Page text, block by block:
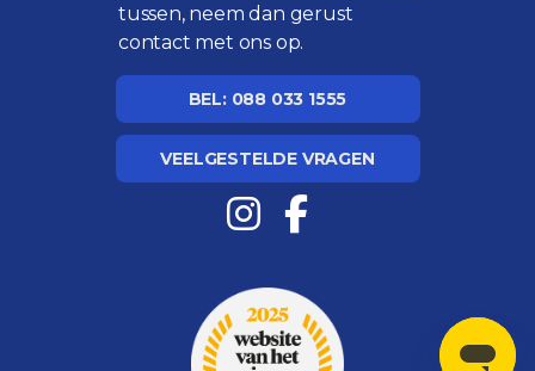
tussen, neem dan gerust
contact met ons op.
BEL: 088 033 1555
VEELGESTELDE VRAGEN